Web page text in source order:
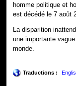
homme politique et
est décédé le 7 août
La disparition
une importante
monde.
Traductions :